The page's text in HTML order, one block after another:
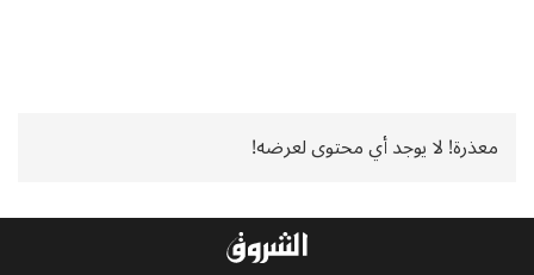
معذرة! لا يوجد أي محتوى لعرضه!